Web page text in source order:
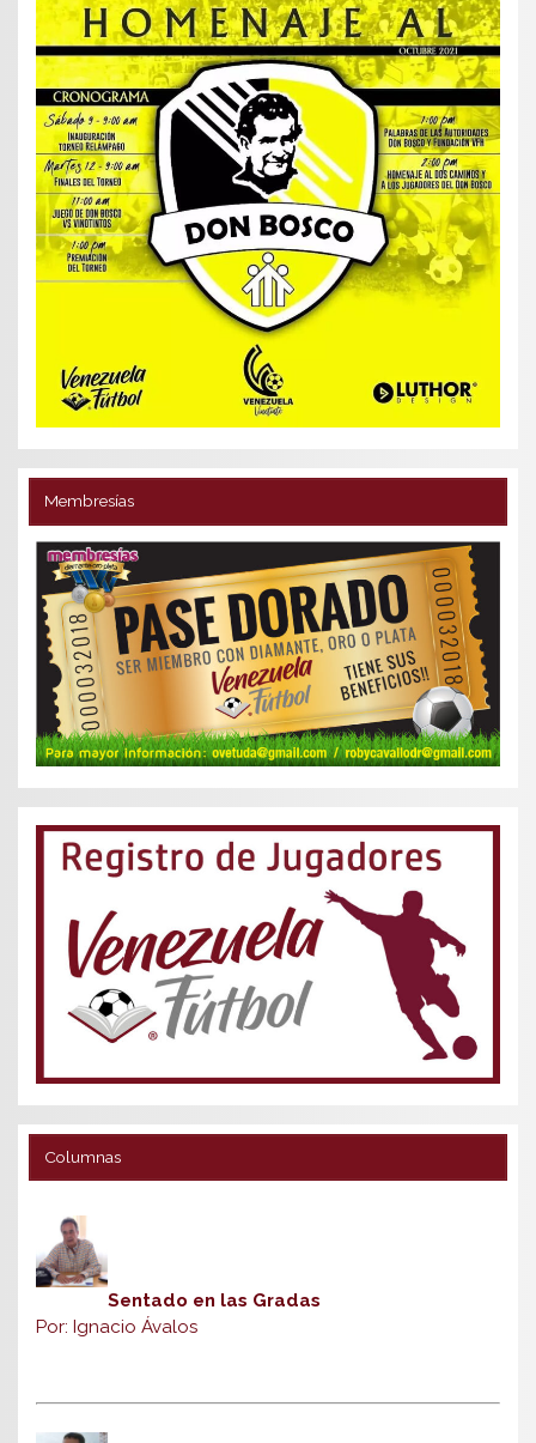
Membresías
Columnas
Sentado en las Gradas
Por: Ignacio Ávalos